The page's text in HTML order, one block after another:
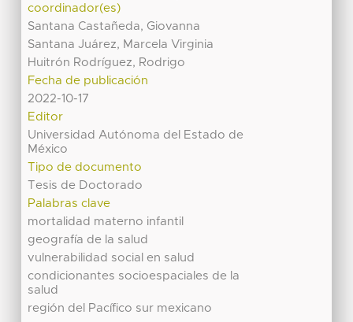
coordinador(es)
Santana Castañeda, Giovanna
Santana Juárez, Marcela Virginia
Huitrón Rodríguez, Rodrigo
Fecha de publicación
2022-10-17
Editor
Universidad Autónoma del Estado de
México
Tipo de documento
Tesis de Doctorado
Palabras clave
mortalidad materno infantil
geografía de la salud
vulnerabilidad social en salud
condicionantes socioespaciales de la
salud
región del Pacífico sur mexicano